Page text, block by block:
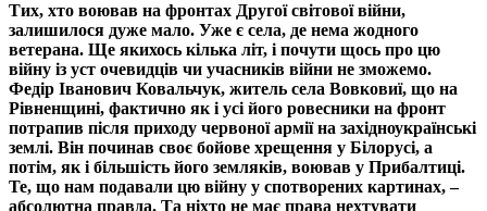
Тих, хто воював на фронтах Другої світової війни,
залишилося дуже мало. Уже є села, де нема жодного
ветерана. Ще якихось кілька літ, і почути щось про цю
війну із уст очевидців чи учасників війни не зможемо.
Федір Іванович Ковальчук, житель села Вовковиї, що на
Рівненщині, фактично як і усі його ровесники на фронт
потрапив після приходу червоної армії на західноукраїнські
землі. Він починав своє бойове хрещення у Білорусі, а
потім, як і більшість його земляків, воював у Прибалтиці.
Те, що нам подавали цю війну у спотворених картинах, –
абсолютна правда. Та ніхто не має права нехтувати